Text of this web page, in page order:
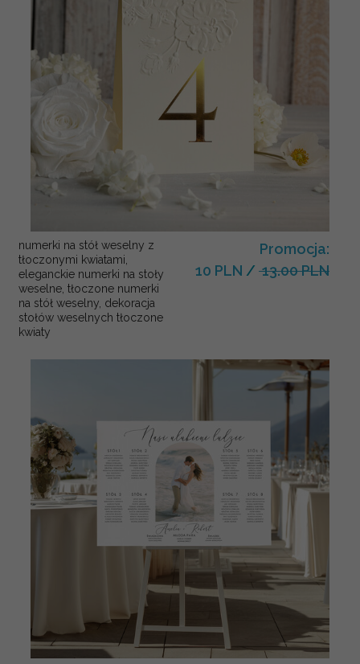
numerki na stół weselny z
tłoczonymi kwiatami,
eleganckie numerki na stoły
weselne, tłoczone numerki
na stół weselny, dekoracja
stołów weselnych tłoczone
kwiaty
Promocja:
10 PLN / 13.00 PLN